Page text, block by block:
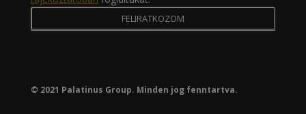
© 2021 Palatinus Group. Minden jog fenntartva.